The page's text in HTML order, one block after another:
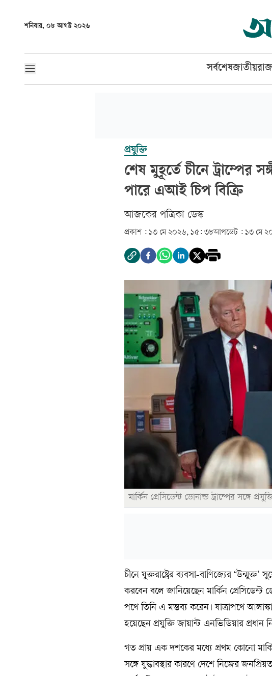
শনিবার, ০৮ আগস্ট ২০২৬
সর্বশেষজাতীয়
প্রযুক্তি
শেষ মুহূর্তে চীনে
পারে এআই চিপ বিক্রি
আজকের পত্রিকা ডেস্ক­
প্রকাশ : ১৩ মে ২০২৬, ১৫: ৩৮আপডেট : ১৩ মে
মার্কিন প্রেসিডেন্ট ডোনাল্ড ট্রাম্পের সঙ্গে
চীনে যুক্তরাষ্ট্রের ব্যবসা-বাণিজ্যের
করবেন বলে জানিয়েছেন মার্কিন
পথে তিনি এ মন্তব্য করেন। যাত্রাপথে
হয়েছেন প্রযুক্তি জায়ান্ট এনভিডিয়ার প্রধান
গত প্রায় এক দশকের মধ্যে প্রথম কোনো
সঙ্গে যুদ্ধাবস্থার কারণে দেশে নিজের